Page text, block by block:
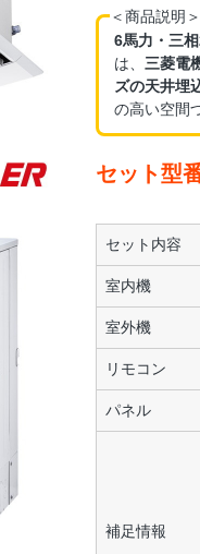
＜商品説明＞
6馬力・三
は、 三菱電
ズの天井埋
の高い空間
セット型
セット内容
室内機
室外機
リモコン
パネル
補足情報